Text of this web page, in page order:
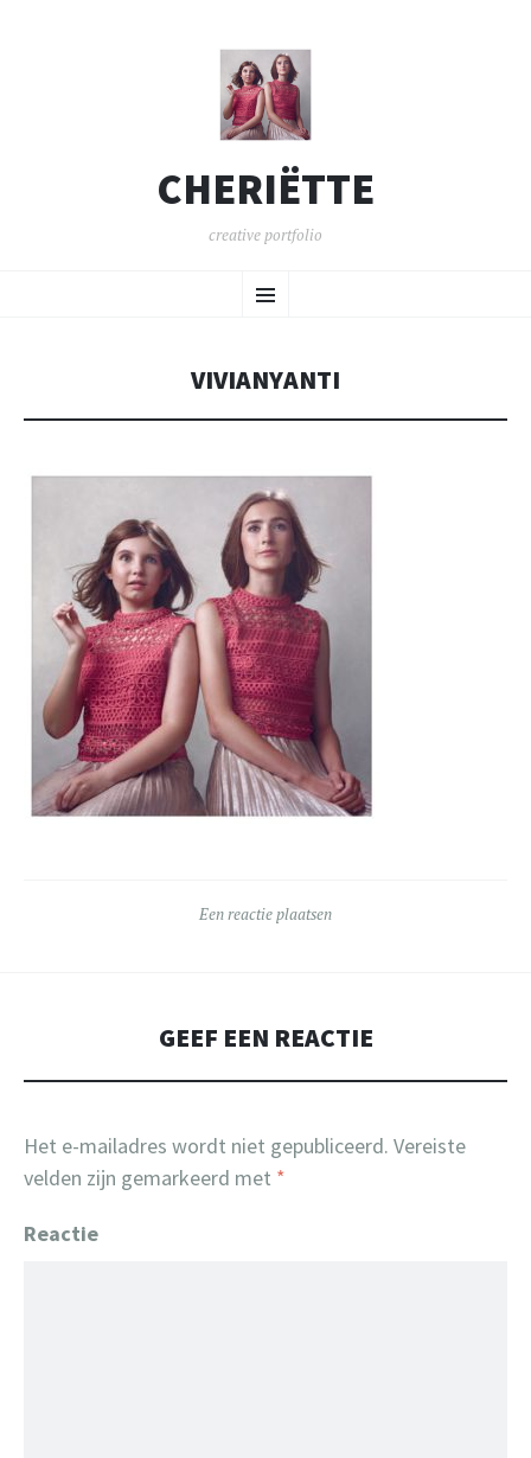
CHERIËTTE
creative portfolio
Menu
NAAR
VIVIANYANTI
Een reactie plaatsen
GEEF EEN REACTIE
Het e-mailadres wordt niet gepubliceerd. Vereiste
velden zijn gemarkeerd met *
Reactie